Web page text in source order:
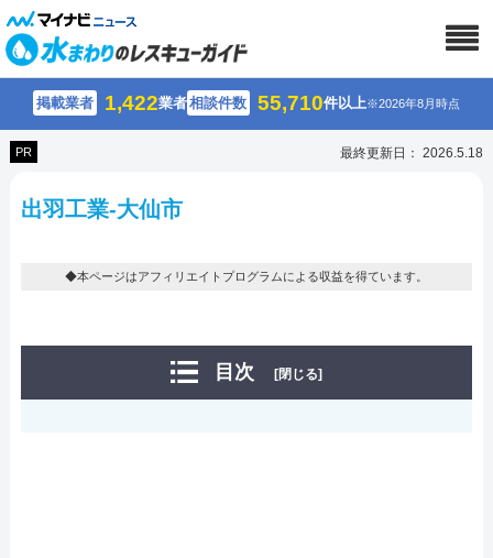
掲載業者 1,422業者相談件数 55,710件以上※2026年8月時点
PR 最終更新日： 2026.5.18
出羽工業-大仙市
◆本ページはアフィリエイトプログラムによる収益を得ています。
目次 [閉じる]